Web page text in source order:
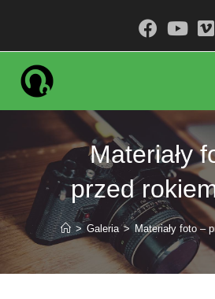
Materiały
przed
> Galeria > Materiały foto –